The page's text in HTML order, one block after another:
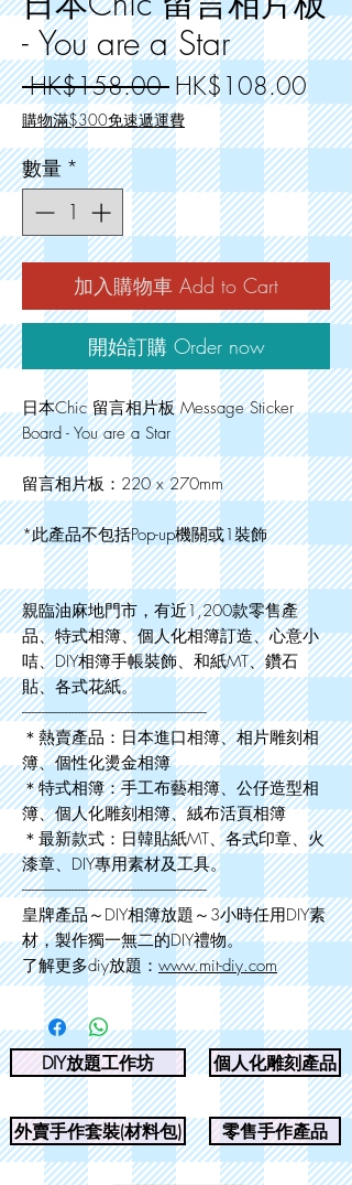
- You are a Star
HK$158.00 一
般
價
格
HK$108.00促
銷
價
格
購物滿$300免速遞運費
數量 *
加入購物車 Add to Cart
開始訂購 Order now
日本Chic 留言相片板 Message Sticker
Board - You are a Star
留言相片板：220 x 270mm
*此產品不包括Pop-up機關或1裝飾
親臨油麻地門市，有近1,200款零售產
品、特式相簿、個人化相簿訂造、心意小
咭、DIY相簿手帳裝飾、和紙MT、鑽石
貼、各式花紙。
--------------------------------------------------------
＊熱賣產品：日本進口相簿、相片雕刻相
簿、個性化燙金相簿
＊特式相簿：手工布藝相簿、公仔造型相
簿、個人化雕刻相簿、絨布活頁相簿
＊最新款式：日韓貼紙MT、各式印章、火
漆章、DIY專用素材及工具。
--------------------------------------------------------
皇牌產品～DIY相簿放題～3小時任用DIY素
材，製作獨一無二的DIY禮物。
了解更多diy放題： www.mit-diy.com
DIY放題工作坊 個人化雕刻產品
外賣手作套裝(材料包) 零售手作產品